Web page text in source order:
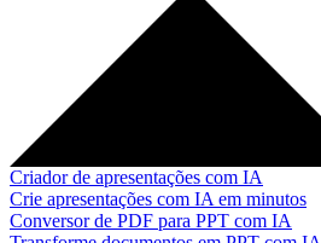
Criador de apresentações com IA
Crie apresentações com IA em minutos
Conversor de PDF para PPT com IA